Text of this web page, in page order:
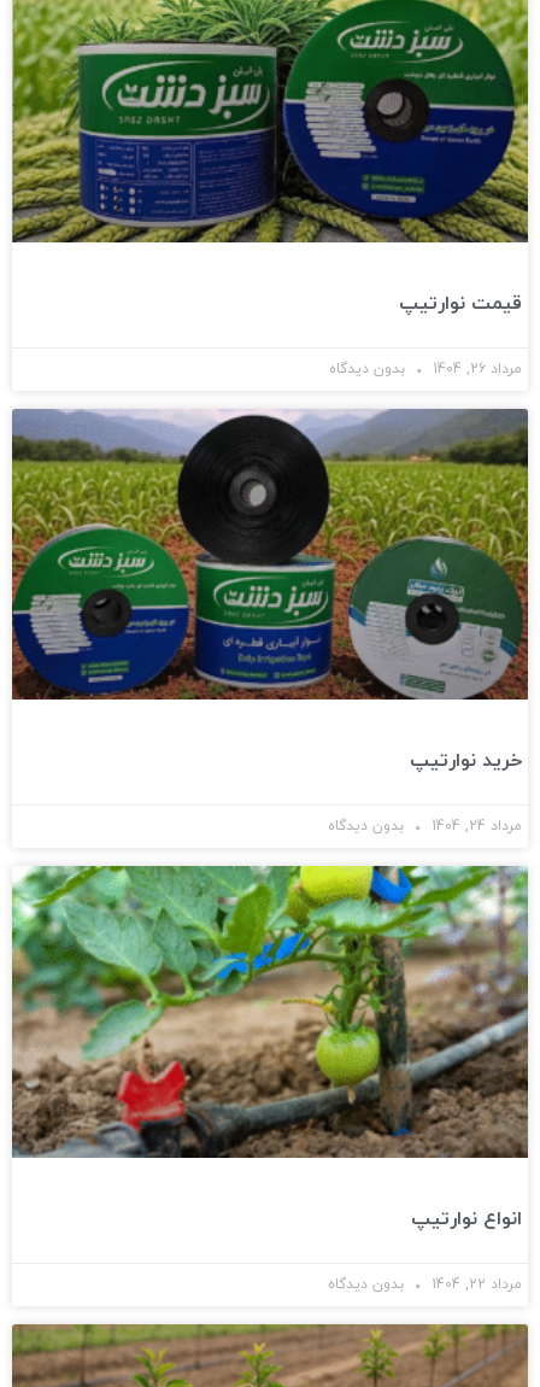
قیمت نوارتیپ
مرداد 26, 1404 بدون دیدگاه
خرید نوارتیپ
مرداد 24, 1404 بدون دیدگاه
انواع نوارتیپ
مرداد 22, 1404 بدون دیدگاه